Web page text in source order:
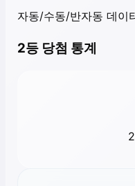
자동/수동/반자동 데이
2등 당첨 통계